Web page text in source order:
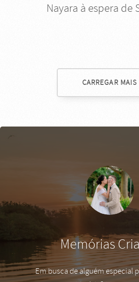
Nayara à espera de
CARREGAR MAIS
Memórias
Em busca de alguém especial